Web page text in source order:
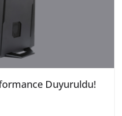
Duyuruldu!